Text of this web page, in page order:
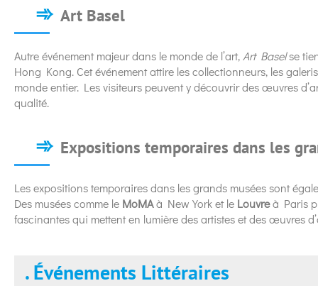
Art Basel
Autre événement majeur dans le monde de l’art, Art Baselse
Hong Kong. Cet événement attire les collectionneurs, les
monde entier. Les visiteurs peuvent y découvrir des œuvres
qualité.
Expositions temporaires dans les
Les expositions temporaires dans les grands musées sont
Des musées comme le MoMAà New York et le Louvreà Paris
fascinantes qui mettent en lumière des artistes et des œuvres
. Événements Littéraires